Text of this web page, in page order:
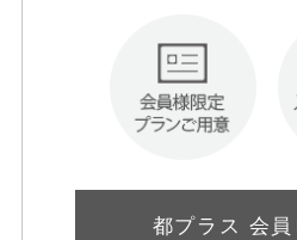
都プラス 会員